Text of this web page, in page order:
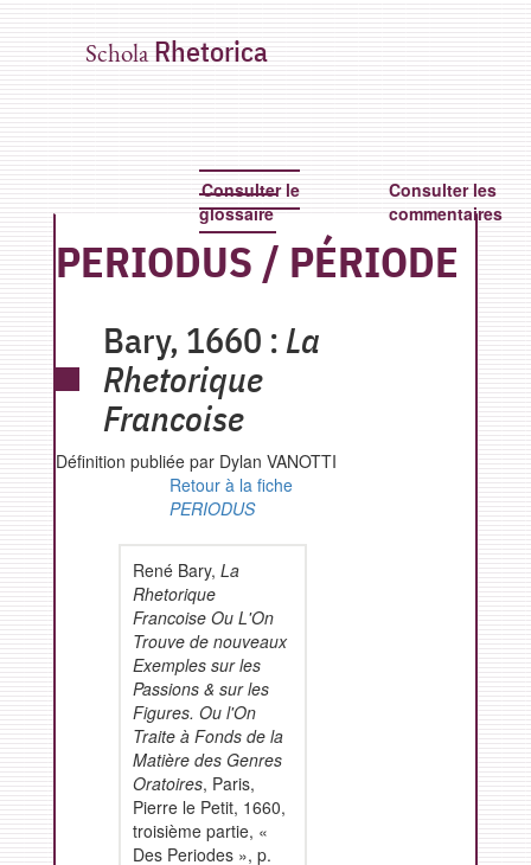
Schola Rhetorica
Consulter le
glossaire
Consulter les
commentaires
PERIODUS / PÉRIODE
Bary, 1660 :La
Rhetorique
Francoise
Définition publiée par Dylan VANOTTI
Retour à la fiche
PERIODUS
René Bary, La
Rhetorique
Francoise Ou L'On
Trouve de nouveaux
Exemples sur les
Passions & sur les
Figures. Ou l'On
Traite à Fonds de la
Matière des Genres
Oratoires, Paris,
Pierre le Petit, 1660,
troisième partie, «
Des Periodes », p.